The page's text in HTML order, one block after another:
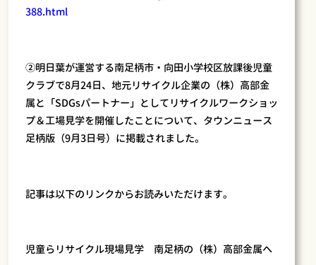
388.html
②明日葉が運営する南足柄市・向田小学校区放課後児童
クラブで8月24日、地元リサイクル企業の（株）高部金
属と「SDGsパートナー」としてリサイクルワークショッ
プ＆工場見学を開催したことについて、タウンニュース
足柄版（9月3日号）に掲載されました。
記事は以下のリンクからお読みいただけます。
児童らリサイクル現場見学 南足柄の（株）高部金属へ